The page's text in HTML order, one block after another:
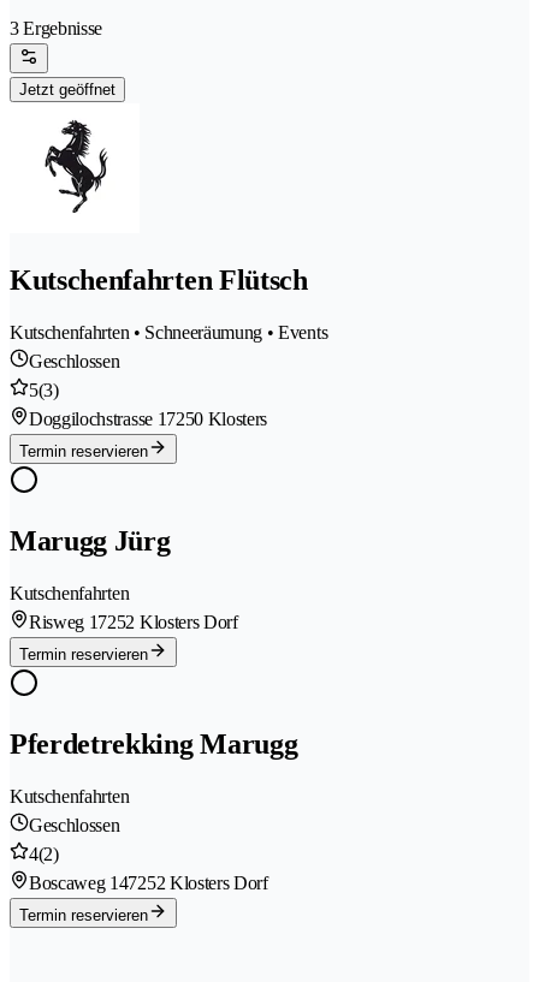
3 Ergebnisse
Jetzt geöffnet
Kutschenfahrten Flütsch
Kutschenfahrten • Schneeräumung • Events
Geschlossen
5(3)
Doggilochstrasse 17250 Klosters
Termin reservieren
Marugg Jürg
Kutschenfahrten
Risweg 17252 Klosters Dorf
Termin reservieren
Pferdetrekking Marugg
Kutschenfahrten
Geschlossen
4(2)
Boscaweg 147252 Klosters Dorf
Termin reservieren